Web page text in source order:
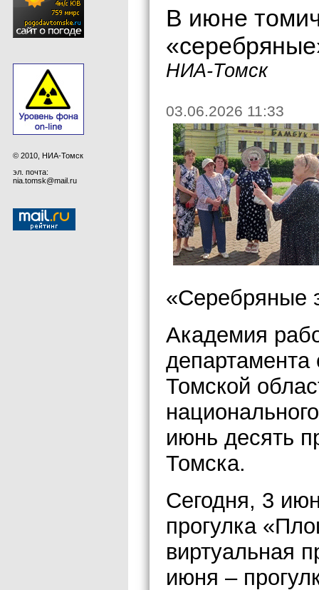
© 2010, НИА-Томск
эл. почта:
nia.tomsk@mail.ru
В июне
НИА-Томск
03.06.2026 11:33
«Серебряные
Академия
Томской
июнь десять
Томска.
Сегодня, 3
прогулка
виртуальная
июня –